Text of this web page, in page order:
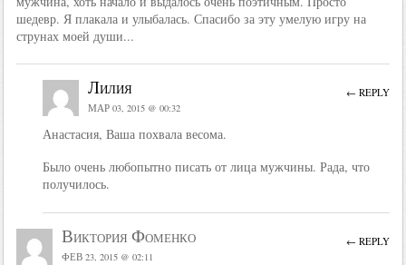
шедевр. Я плакала и улыбалась. Спасибо за эту умелую игру на
струнах моей души...
Лилия
МАР 03, 2015 @ 00:32
Анастасия, Ваша похвала весома.
Было очень любопытно писать от лица мужчины. Рада, что
получилось.
← REPLY
Виктория Фоменко
ФЕВ 23, 2015 @ 02:11
← REPLY